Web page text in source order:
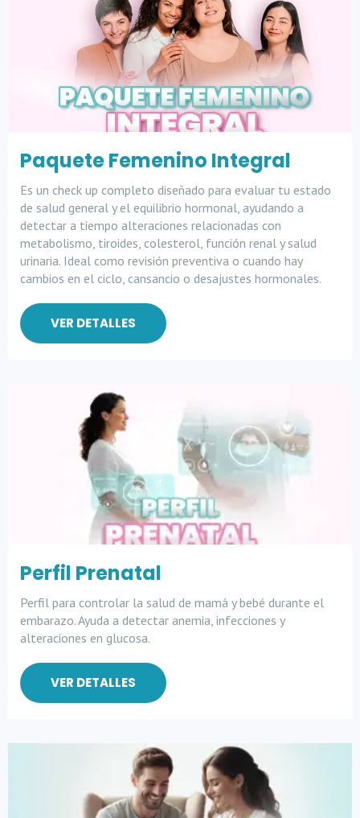
Paquete Femenino Integral
Es un check up completo diseñado para evaluar tu estado
de salud general y el equilibrio hormonal, ayudando a
detectar a tiempo alteraciones relacionadas con
metabolismo, tiroides, colesterol, función renal y salud
urinaria. Ideal como revisión preventiva o cuando hay
cambios en el ciclo, cansancio o desajustes hormonales.
VER DETALLES
Perfil Prenatal
Perfil para controlar la salud de mamá y bebé durante el
embarazo. Ayuda a detectar anemia, infecciones y
alteraciones en glucosa.
VER DETALLES